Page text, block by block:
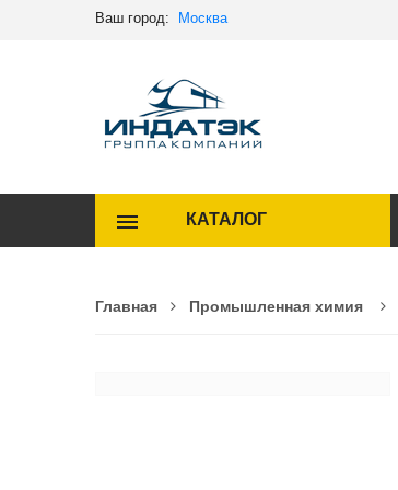
Ваш город: Москва
КАТАЛОГ
Главная Промышленная химия